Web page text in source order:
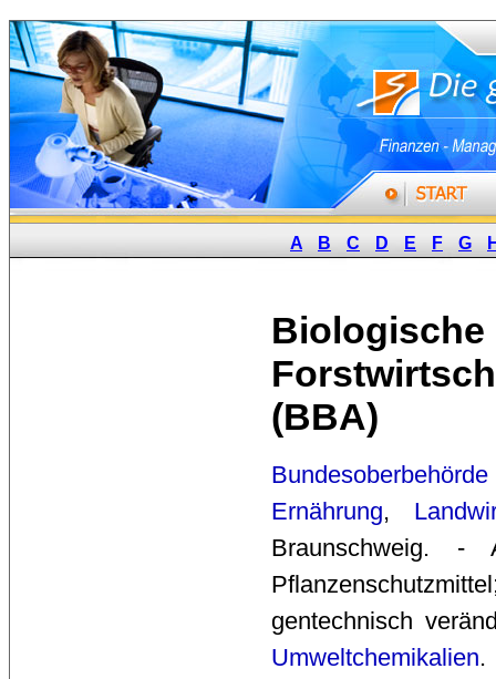
A B C D E F G
Biologische
(BBA)
Bundesoberbehörde
Ernährung,
Braunschweig. -
gentechnisch
Umweltchemikalien.